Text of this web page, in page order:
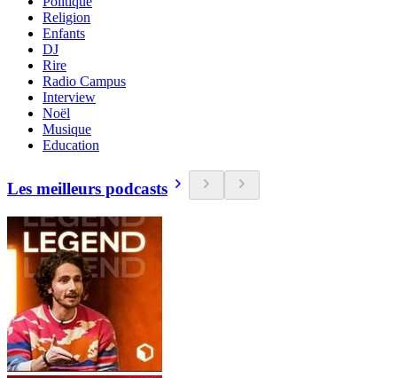
Religion
Enfants
DJ
Rire
Radio Campus
Interview
Noël
Musique
Education
Les meilleurs podcasts